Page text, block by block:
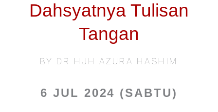
Dahsyatnya Tulisan
Tangan
BY DR HJH AZURA HASHIM
6 JUL 2024 (SABTU)